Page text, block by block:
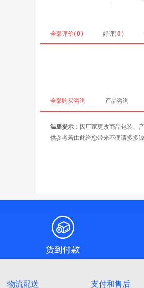
全部评价(0) 好评(0)
全部购买咨询 产品咨询
温馨提示： 因厂家更改商品包装、
供参考若由此给您带来不便请多多
物流配送 支付和售后